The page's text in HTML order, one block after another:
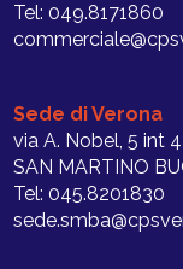
Tel: 049.8171860
Sede di Verona
via A. Nobel, 5 int
SAN MARTINO
Tel: 045.8201830